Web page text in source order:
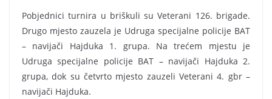
Pobjednici turnira u briškuli su Veterani 126. brigade.
Drugo mjesto zauzela je Udruga specijalne policije BAT
– navijači Hajduka 1. grupa. Na trećem mjestu je
Udruga specijalne policije BAT – navijači Hajduka 2.
grupa, dok su četvrto mjesto zauzeli Veterani 4. gbr –
navijači Hajduka.